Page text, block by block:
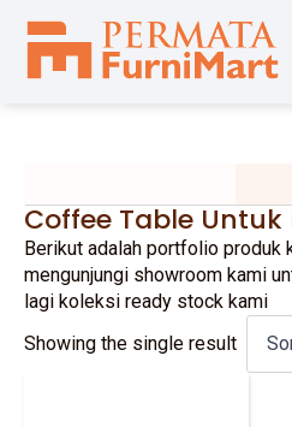
Coffee Table Untuk
Berikut adalah portfolio produk
mengunjungi showroom kami
lagi koleksi ready stock kami
Showing the single result